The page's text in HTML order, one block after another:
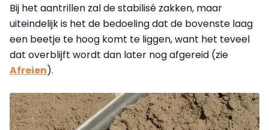
Bij het aantrillen zal de stabilisé zakken, maar
uiteindelijk is het de bedoeling dat de bovenste laag
een beetje te hoog komt te liggen, want het teveel
dat overblijft wordt dan later nog afgereid (zie
Afreien).